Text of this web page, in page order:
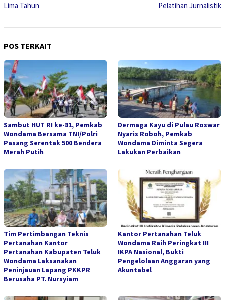
Lima Tahun
Pelatihan Jurnalistik
POS TERKAIT
Sambut HUT RI ke-81, Pemkab
Wondama Bersama TNI/Polri
Pasang Serentak 500 Bendera
Merah Putih
Dermaga Kayu di Pulau Roswar
Nyaris Roboh, Pemkab
Wondama Diminta Segera
Lakukan Perbaikan
Tim Pertimbangan Teknis
Pertanahan Kantor
Pertanahan Kabupaten Teluk
Wondama Laksanakan
Peninjauan Lapang PKKPR
Berusaha PT. Nursyiam
Kantor Pertanahan Teluk
Wondama Raih Peringkat III
IKPA Nasional, Bukti
Pengelolaan Anggaran yang
Akuntabel